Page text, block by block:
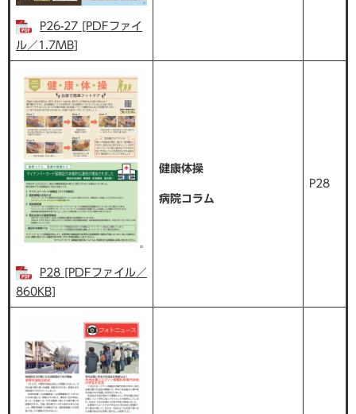
P26-27 [PDFファイ
ル／1.7MB]
P28 [PDFファイル／
860KB]
健康体操
病院コラム
P28